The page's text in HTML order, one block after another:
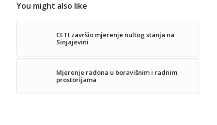
You might also like
CETI završio mjerenje nultog stanja na
Sinjajevini
Mjerenje radona u boravišnim i radnim
prostorijama